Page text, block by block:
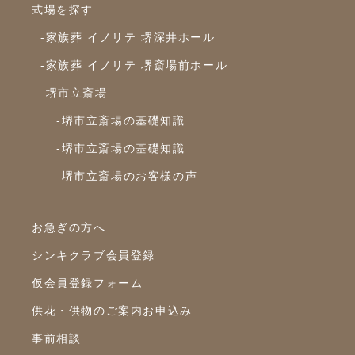
式場を探す
-家族葬 イノリテ 堺深井ホール
-家族葬 イノリテ 堺斎場前ホール
-堺市立斎場
-堺市立斎場の基礎知識
-堺市立斎場の基礎知識
-堺市立斎場のお客様の声
お急ぎの方へ
シンキクラブ会員登録
仮会員登録フォーム
供花・供物のご案内お申込み
事前相談